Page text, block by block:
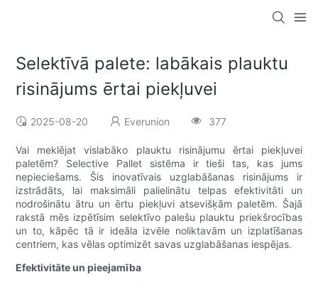
Selektīvā palete: labākais plauktu
risinājums ērtai piekļuvei
2025-08-20 Everunion 377
Vai meklējat vislabāko plauktu risinājumu ērtai piekļuvei
paletēm? Selective Pallet sistēma ir tieši tas, kas jums
nepieciešams. Šis inovatīvais uzglabāšanas risinājums ir
izstrādāts, lai maksimāli palielinātu telpas efektivitāti un
nodrošinātu ātru un ērtu piekļuvi atsevišķām paletēm. Šajā
rakstā mēs izpētīsim selektīvo palešu plauktu priekšrocības
un to, kāpēc tā ir ideāla izvēle noliktavām un izplatīšanas
centriem, kas vēlas optimizēt savas uzglabāšanas iespējas.
Efektivitāte un pieejamība